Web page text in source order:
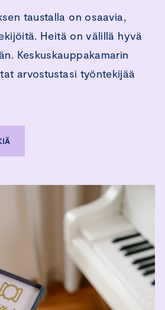
taustalla on osaavia,
Heitä on välillä hyvä
Keskuskauppakamarin
arvostustasi työntekijää